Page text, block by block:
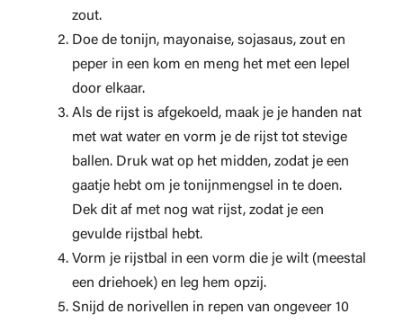
zout.
Doe de tonijn, mayonaise, sojasaus, zout en
peper in een kom en meng het met een lepel
door elkaar.
Als de rijst is afgekoeld, maak je je handen nat
met wat water en vorm je de rijst tot stevige
ballen. Druk wat op het midden, zodat je een
gaatje hebt om je tonijnmengsel in te doen.
Dek dit af met nog wat rijst, zodat je een
gevulde rijstbal hebt.
Vorm je rijstbal in een vorm die je wilt (meestal
een driehoek) en leg hem opzij.
Snijd de norivellen in repen van ongeveer 10